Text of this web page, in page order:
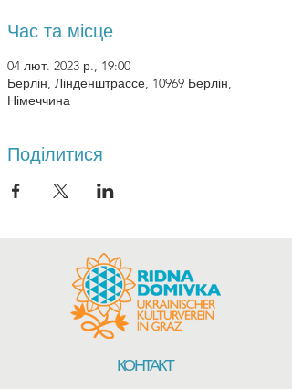
Час та місце
04 лют. 2023 р., 19:00
Берлін, Лінденштрассе, 10969 Берлін,
Німеччина
Поділитися
КОНТАКТ